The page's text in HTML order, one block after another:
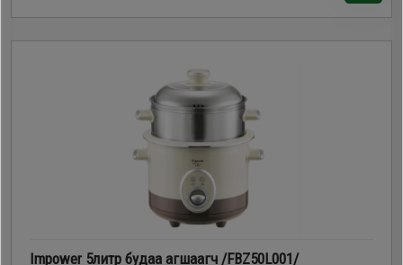
Impower 5литр будаа агшаагч /FBZ50L001/